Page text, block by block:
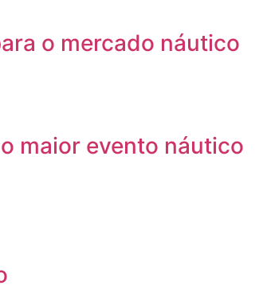
o mercado náutico
maior evento náutico